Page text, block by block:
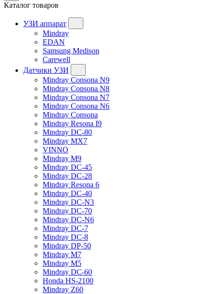
Каталог товаров
УЗИ аппарат
Mindray
EDAN
Samsung Medison
Carewell
Датчики УЗИ
Mindray Consona N9
Mindray Consona N8
Mindray Consona N7
Mindray Consona N6
Mindray Consona
Mindray Resona I9
Mindray DC-80
Mindray MX7
VINNO
Mindray M9
Mindray DC-45
Mindray DC-28
Mindray Resona 6
Mindray DC-40
Mindray DC-N3
Mindray DC-70
Mindray DC-N6
Mindray DC-7
Mindray DC-8
Mindray DP-50
Mindray M7
Mindray M5
Mindray DC-60
Honda HS-2100
Mindray Z60